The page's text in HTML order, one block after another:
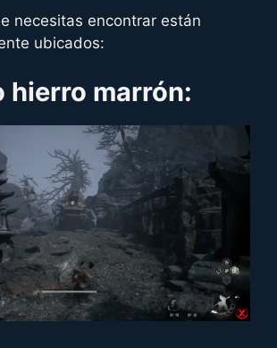
necesitas encontrar están
ubicados:
hierro marrón: